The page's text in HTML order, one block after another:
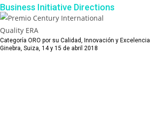
Business Initiative Directions
Categoría ORO por su Calidad, Innovación y Excelencia.
Ginebra, Suiza, 14 y 15 de abril 2018